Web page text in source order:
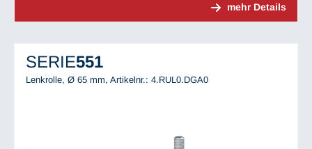
mehr Details
SERIE551
Lenkrolle, Ø 65 mm, Artikelnr.: 4.RUL0.DGA0